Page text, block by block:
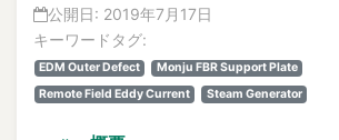
公開日: 2019年7月17日
キーワードタグ:
EDM Outer Defect
Monju FBR Support Plate
Remote Field Eddy Current
Steam Generator